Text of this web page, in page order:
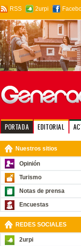
RSS 2urpi
PORTADA EDITORIAL
Nuestros sitios
Opinión
Turismo
Notas de prensa
Encuestas
REDES SOCIALES
2urpi